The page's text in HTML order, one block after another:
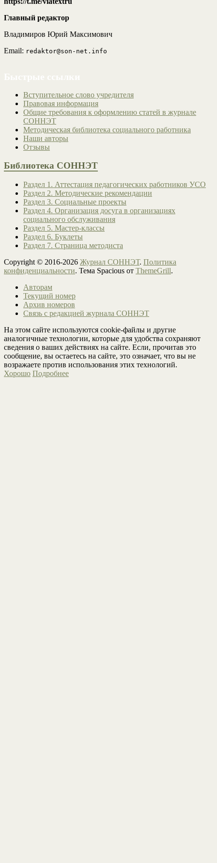
Главный редактор
Владимиров Юрий Максимович
Email: redaktor@son-net.info
Вступительное слово учредителя
Правовая информация
Общие требования к оформлению статей в журнале
СОННЭТ
Методическая библиотека социального работника
Наши авторы
Отзывы
Библиотека СОННЭТ
Раздел 1. Аттестация педагогических работников УСО
Раздел 2. Методические рекомендации
Раздел 3. Социальные проекты
Раздел 4. Организация досуга в организациях
социального обслуживания
Раздел 5. Мастер-классы
Раздел 6. Буклеты
Раздел 7. Страница методиста
Copyright © 2016-2026 Журнал СОННЭТ. Политика
конфиденциальности. Тема Spacious от ThemeGrill.
Авторам
Текущий номер
Архив номеров
Связь с редакцией журнала СОННЭТ
На этом сайте используются cookie-файлы и другие
аналогичные технологии, которые для удобства сохраняют
сведения о ваших действиях на сайте. Если, прочитав это
сообщение, вы остаетесь на сайте, это означает, что вы не
возражаете против использования этих технологий.
Хорошо Подробнее